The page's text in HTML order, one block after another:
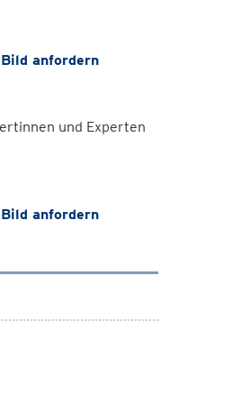
Bild anfordern
und Experten
Bild anfordern